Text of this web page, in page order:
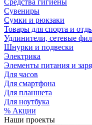
Средства гигиены
Сувениры
Сумки и рюкзаки
Товары для спорта и
Удлинители, сетевые
Шнурки и подвески
Электрика
Элементы питания и
Для часов
Для смартфона
Для планшета
Для ноутбука
% Акции
Наши проекты